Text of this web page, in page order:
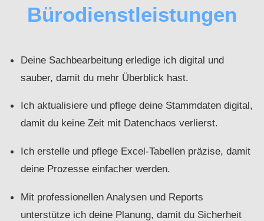
Bürodienstleistungen
Deine Sachbearbeitung erledige ich digital und
sauber, damit du mehr Überblick hast.
Ich aktualisiere und pflege deine Stammdaten digital,
damit du keine Zeit mit Datenchaos verlierst.
Ich erstelle und pflege Excel-Tabellen präzise, damit
deine Prozesse einfacher werden.
Mit professionellen Analysen und Reports
unterstütze ich deine Planung, damit du Sicherheit